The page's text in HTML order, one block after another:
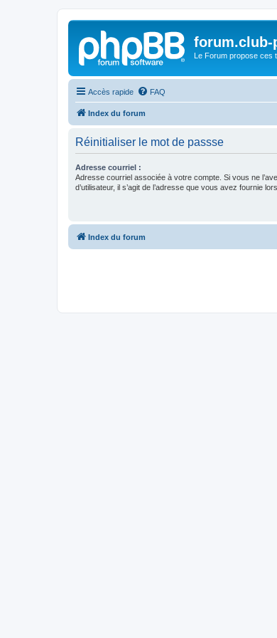
forum.club-
Le Forum propose ces
Accès rapide FAQ
Index du forum
Réinitialiser le mot de passse
Adresse courriel :
Adresse courriel associée à votre compte. Si vous ne
d’utilisateur, il s’agit de l’adresse que vous avez fournie
Index du forum